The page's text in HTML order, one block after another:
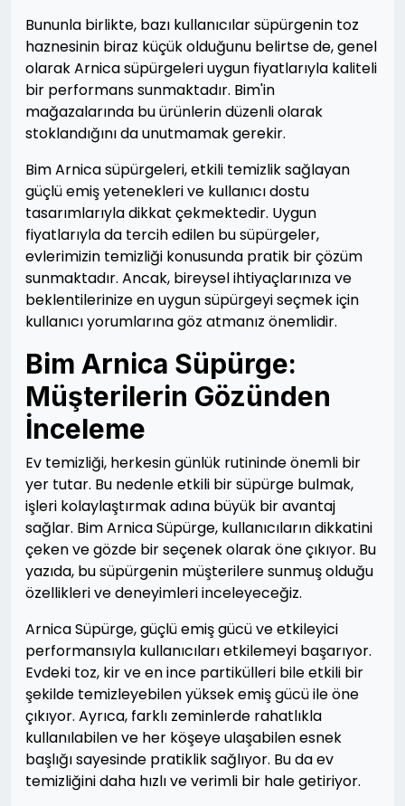
Bununla birlikte, bazı kullanıcılar süpürgenin toz
haznesinin biraz küçük olduğunu belirtse de, genel
olarak Arnica süpürgeleri uygun fiyatlarıyla kaliteli
bir performans sunmaktadır. Bim'in
mağazalarında bu ürünlerin düzenli olarak
stoklandığını da unutmamak gerekir.
Bim Arnica süpürgeleri, etkili temizlik sağlayan
güçlü emiş yetenekleri ve kullanıcı dostu
tasarımlarıyla dikkat çekmektedir. Uygun
fiyatlarıyla da tercih edilen bu süpürgeler,
evlerimizin temizliği konusunda pratik bir çözüm
sunmaktadır. Ancak, bireysel ihtiyaçlarınıza ve
beklentilerinize en uygun süpürgeyi seçmek için
kullanıcı yorumlarına göz atmanız önemlidir.
Bim Arnica Süpürge:
Müşterilerin Gözünden
İnceleme
Ev temizliği, herkesin günlük rutininde önemli bir
yer tutar. Bu nedenle etkili bir süpürge bulmak,
işleri kolaylaştırmak adına büyük bir avantaj
sağlar. Bim Arnica Süpürge, kullanıcıların dikkatini
çeken ve gözde bir seçenek olarak öne çıkıyor. Bu
yazıda, bu süpürgenin müşterilere sunmuş olduğu
özellikleri ve deneyimleri inceleyeceğiz.
Arnica Süpürge, güçlü emiş gücü ve etkileyici
performansıyla kullanıcıları etkilemeyi başarıyor.
Evdeki toz, kir ve en ince partikülleri bile etkili bir
şekilde temizleyebilen yüksek emiş gücü ile öne
çıkıyor. Ayrıca, farklı zeminlerde rahatlıkla
kullanılabilen ve her köşeye ulaşabilen esnek
başlığı sayesinde pratiklik sağlıyor. Bu da ev
temizliğini daha hızlı ve verimli bir hale getiriyor.